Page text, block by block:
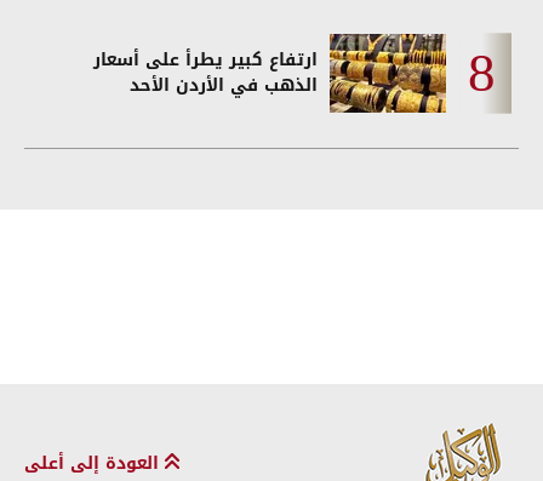
ارتفاع كبير يطرأ على أسعار
الذهب في الأردن الأحد
العودة إلى أعلى